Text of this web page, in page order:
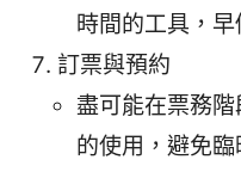
時間的工具，早
訂票與預約
盡可能在票務
的使用，避免